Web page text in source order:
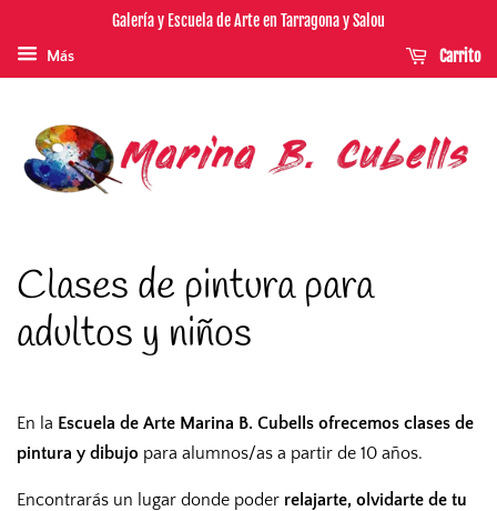
Galería y Escuela de Arte en Tarragona y Salou
Más Carrito
Clases de pintura para
adultos y niños
En la Escuela de Arte Marina B. Cubells ofrecemos clases de
pintura y dibujo para alumnos/as a partir de 10 años.
Encontrarás un lugar donde poder relajarte, olvidarte de tu